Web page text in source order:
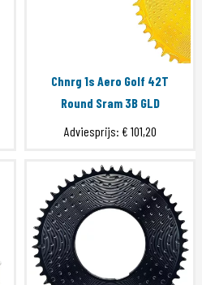
Chnrg 1s Aero Golf 42T
Round Sram 3B GLD
Adviesprijs: € 101,20